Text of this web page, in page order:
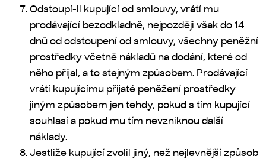
Odstoupí-li kupující od smlouvy, vrátí mu
prodávající bezodkladně, nejpozději však do 14
dnů od odstoupení od smlouvy, všechny peněžní
prostředky včetně nákladů na dodání, které od
něho přijal, a to stejným způsobem. Prodávající
vrátí kupujícímu přijaté peněžení prostředky
jiným způsobem jen tehdy, pokud s tím kupující
souhlasí a pokud mu tím nevzniknou další
náklady.
Jestliže kupující zvolil jiný, než nejlevnější způsob